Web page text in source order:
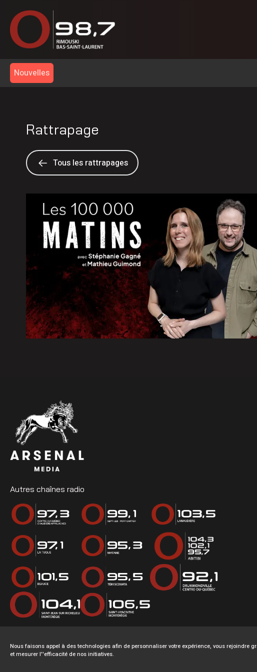
Nouvelles
Rattrapage
Tous les rattrapages
Autres chaînes radio
Nous faisons appel à des technologies afin de personnaliser votre expérience, vous rejoindre
et mesurer l''efficacité de nos initiatives.